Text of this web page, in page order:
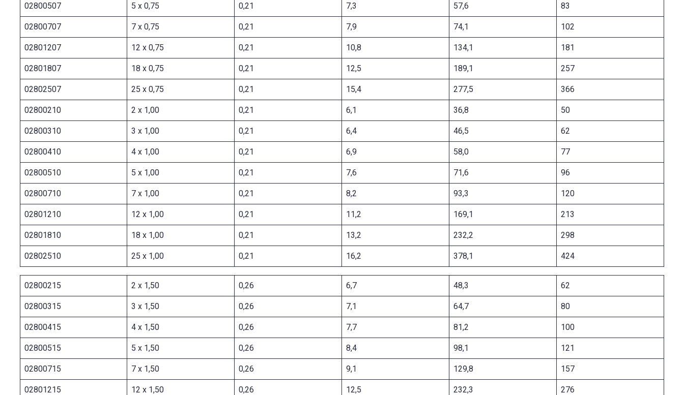
02800507 5 x 0,75 0,21 7,3 57,6 83
02800707 7 x 0,75 0,21 7,9 74,1 102
02801207 12 x 0,75 0,21 10,8 134,1 181
02801807 18 x 0,75 0,21 12,5 189,1 257
02802507 25 x 0,75 0,21 15,4 277,5 366
02800210 2 x 1,00 0,21 6,1 36,8 50
02800310 3 x 1,00 0,21 6,4 46,5 62
02800410 4 x 1,00 0,21 6,9 58,0 77
02800510 5 x 1,00 0,21 7,6 71,6 96
02800710 7 x 1,00 0,21 8,2 93,3 120
02801210 12 x 1,00 0,21 11,2 169,1 213
02801810 18 x 1,00 0,21 13,2 232,2 298
02802510 25 x 1,00 0,21 16,2 378,1 424
02800215 2 x 1,50 0,26 6,7 48,3 62
02800315 3 x 1,50 0,26 7,1 64,7 80
02800415 4 x 1,50 0,26 7,7 81,2 100
02800515 5 x 1,50 0,26 8,4 98,1 121
02800715 7 x 1,50 0,26 9,1 129,8 157
02801215 12 x 1,50 0,26 12,5 232,3 276